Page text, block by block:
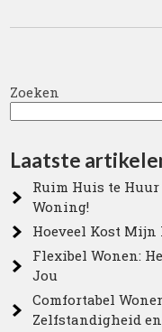
Zoeken
Laatste
Ruim Huis te
Woning!
Hoeveel Kost Mijn
Flexibel Wonen:
Jou
Comfortabel
Zelfstandigheid